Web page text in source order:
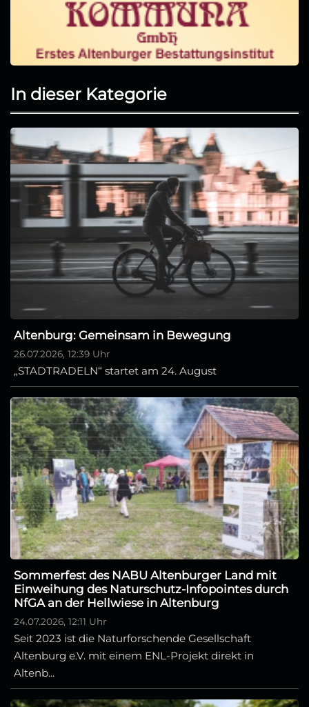
In dieser Kategorie
Altenburg: Gemeinsam in Bewegung
26.07.2026, 12:39 Uhr
„STADTRADELN“ startet am 24. August
Sommerfest des NABU Altenburger Land mit
Einweihung des Naturschutz-Infopointes durch
NfGA an der Hellwiese in Altenburg
24.07.2026, 12:11 Uhr
Seit 2023 ist die Naturforschende Gesellschaft
Altenburg e.V. mit einem ENL-Projekt direkt in
Altenb...